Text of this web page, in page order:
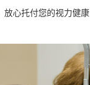
放心托付您的视力健康